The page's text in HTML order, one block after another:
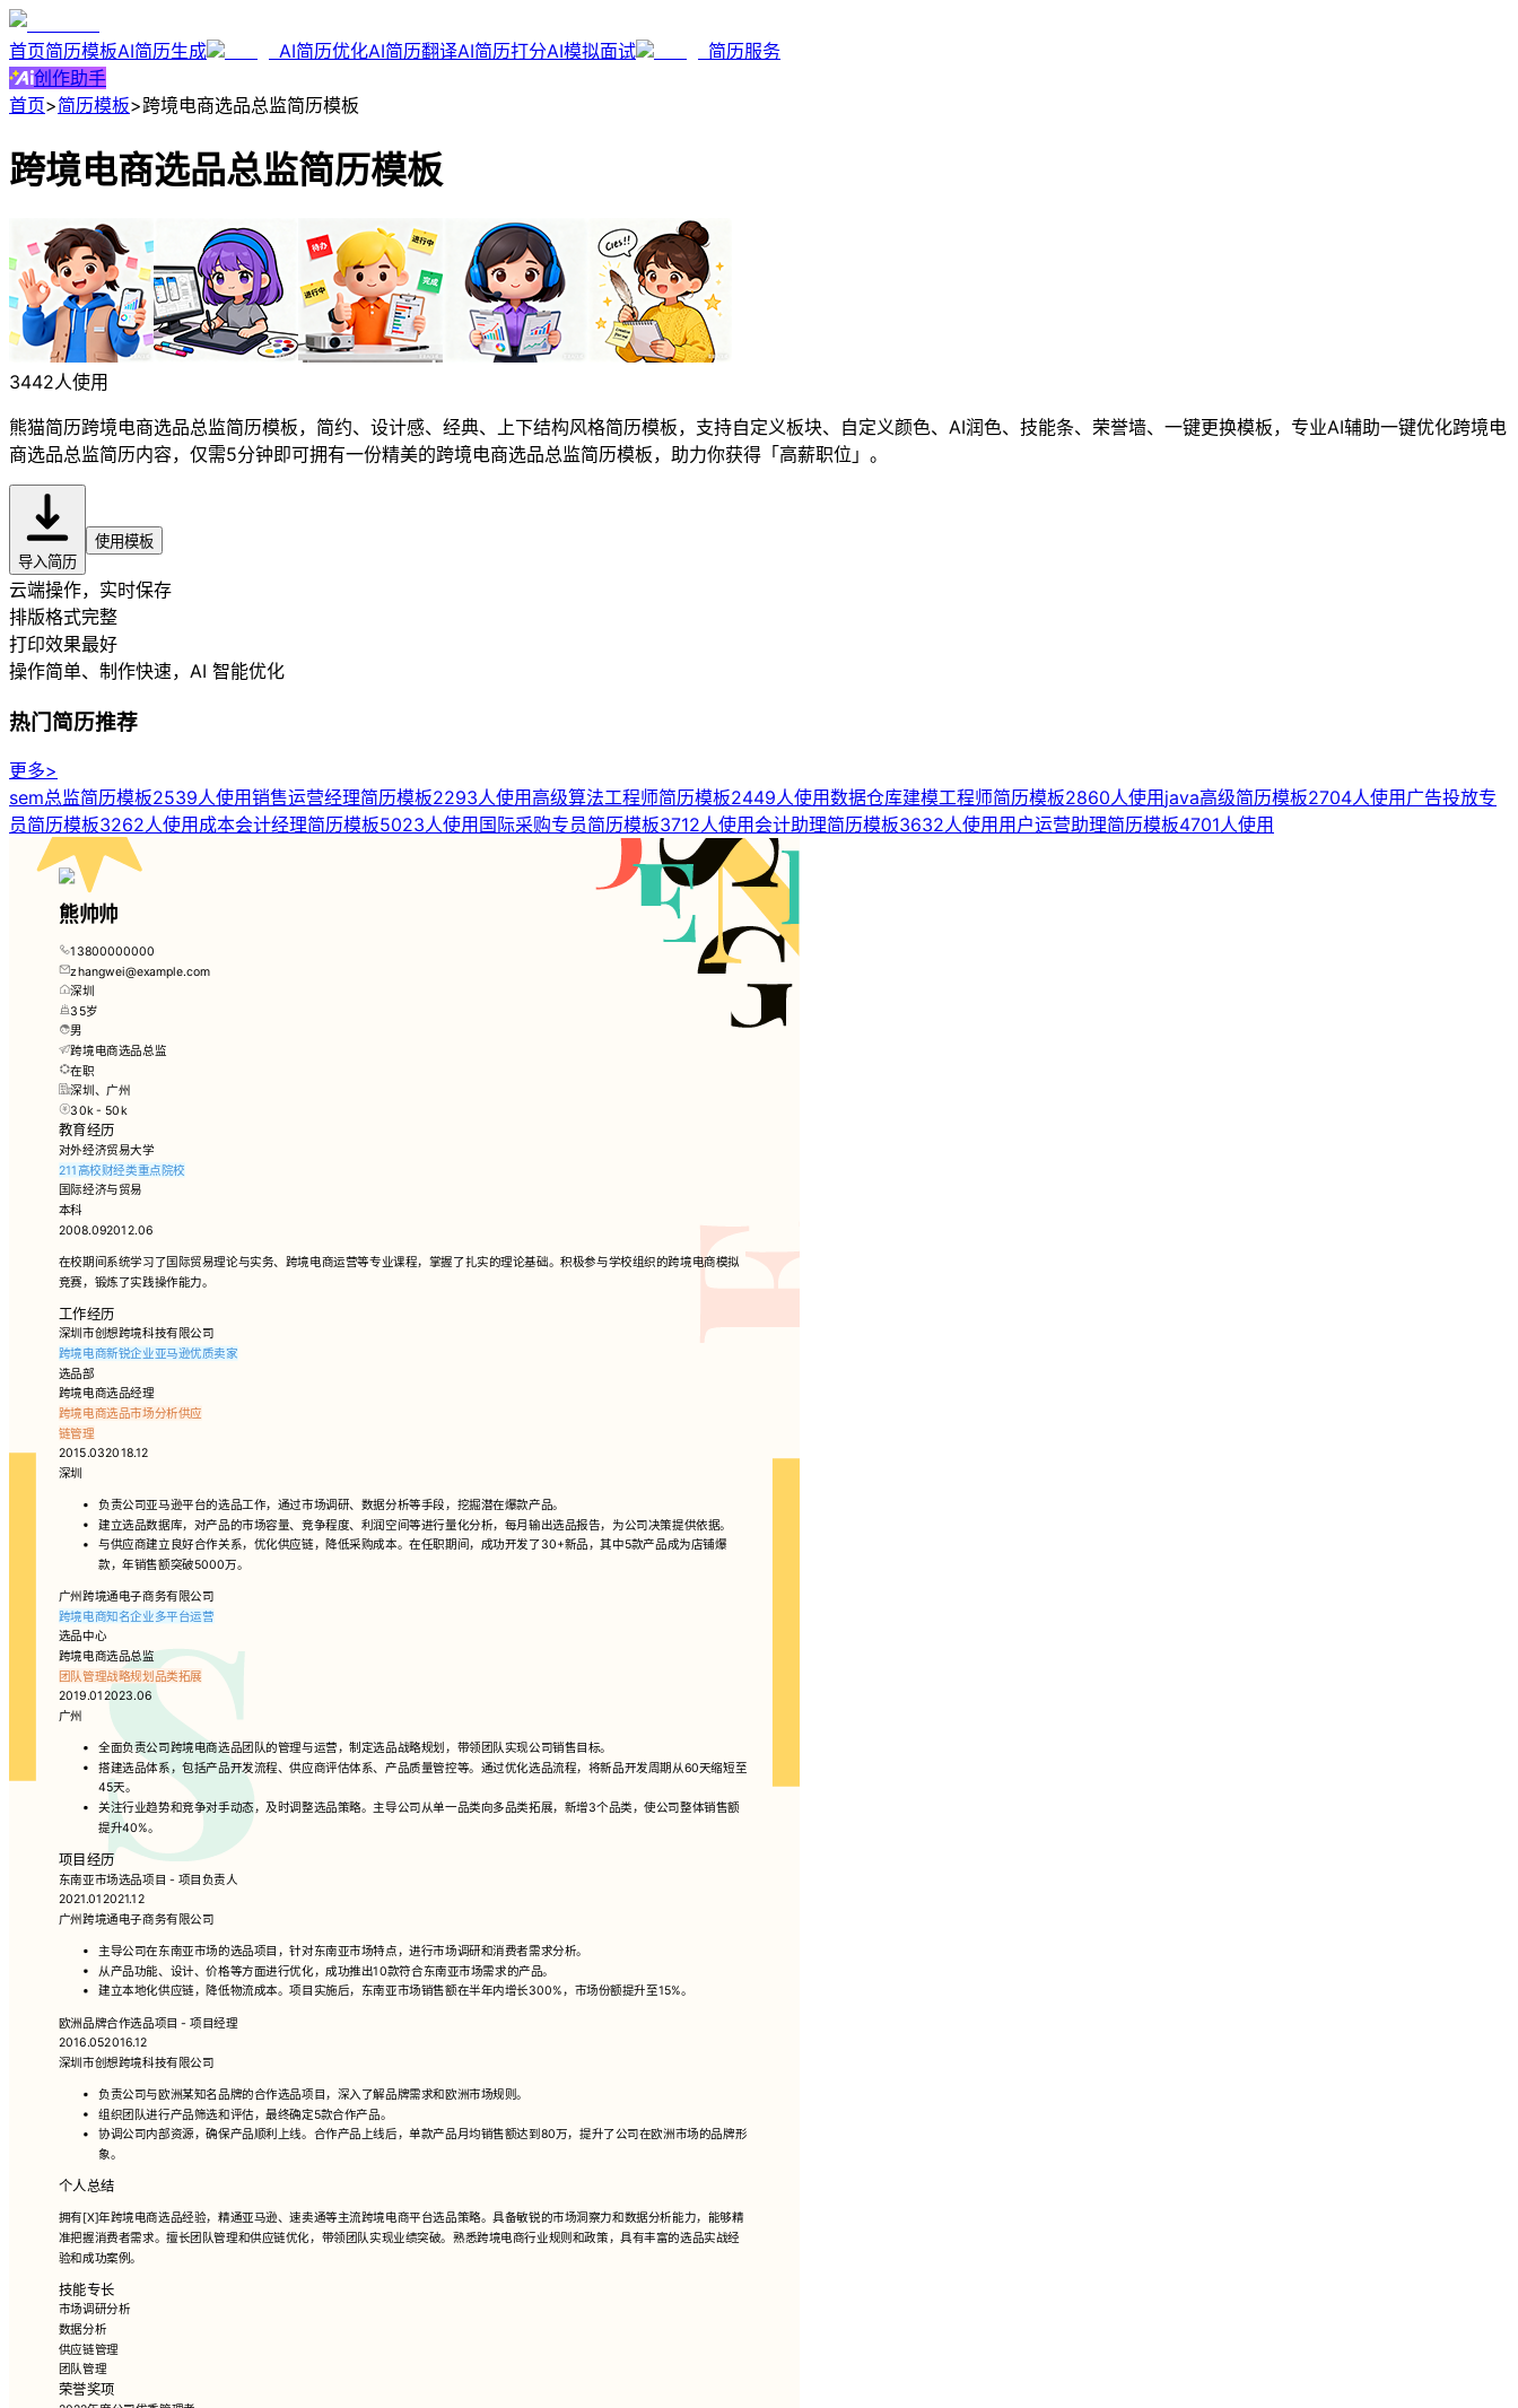
首页简历模板AI简历生成 AI简历优化AI简历翻译AI简历打分AI模拟面试
简历服务
创作助手
首页>简历模板>跨境电商选品总监简历模板
跨境电商选品总监简历模板
3442人使用
熊猫简历跨境电商选品总监简历模板，简约、设计感、经典、上下结构风格简历模板，支持自定义板块、自定义颜色、AI润色、技能条、荣誉墙、一键更换模板，专业AI辅助一键优化跨境电
商选品总监简历内容，仅需5分钟即可拥有一份精美的跨境电商选品总监简历模板，助力你获得「高薪职位」。
导入简历
使用模板
云端操作，实时保存
排版格式完整
打印效果最好
操作简单、制作快速，AI 智能优化
热门简历推荐
更多>
sem总监简历模板2539人使用销售运营经理简历模板2293人使用 高级算法工程师简历模板2449人使用数据仓库建模工程师简历模板2860人使用 java高级简历模板2704人使用 广告投放专
员简历模板3262人使用 成本会计经理简历模板5023人使用 国际采购专员简历模板3712人使用 会计助理简历模板3632人使用 用户运营助理简历模板4701人使用
熊帅帅
13800000000
zhangwei@example.com
深圳
35岁
男
跨境电商选品总监
在职
深圳、广州
30k - 50k
教育经历
对外经济贸易大学
211高校财经类重点院校
国际经济与贸易
本科
2008.092012.06
在校期间系统学习了国际贸易理论与实务、跨境电商运营等专业课程，掌握了扎实的理论基础。积极参与学校组织的跨境电商模拟
竞赛，锻炼了实践操作能力。
工作经历
深圳市创想跨境科技有限公司
跨境电商新锐企业亚马逊优质卖家
选品部
跨境电商选品经理
跨境电商选品市场分析供应
链管理
2015.032018.12
深圳
负责公司亚马逊平台的选品工作，通过市场调研、数据分析等手段，挖掘潜在爆款产品。
建立选品数据库，对产品的市场容量、竞争程度、利润空间等进行量化分析，每月输出选品报告，为公司决策提供依据。
与供应商建立良好合作关系，优化供应链，降低采购成本。在任职期间，成功开发了30+新品，其中5款产品成为店铺爆
款，年销售额突破5000万。
广州跨境通电子商务有限公司
跨境电商知名企业多平台运营
选品中心
跨境电商选品总监
团队管理战略规划 品类拓展
2019.012023.06
广州
全面负责公司跨境电商选品团队的管理与运营，制定选品战略规划，带领团队实现公司销售目标。
搭建选品体系，包括产品开发流程、供应商评估体系、产品质量管控等。通过优化选品流程，将新品开发周期从60天缩短至
45天。
关注行业趋势和竞争对手动态，及时调整选品策略。主导公司从单一品类向多品类拓展，新增3个品类，使公司整体销售额
提升40%。
项目经历
东南亚市场选品项目 - 项目负责人
2021.012021.12
广州跨境通电子商务有限公司
主导公司在东南亚市场的选品项目，针对东南亚市场特点，进行市场调研和消费者需求分析。
从产品功能、设计、价格等方面进行优化，成功推出10款符合东南亚市场需求的产品。
建立本地化供应链，降低物流成本。项目实施后，东南亚市场销售额在半年内增长300%，市场份额提升至15%。
欧洲品牌合作选品项目 - 项目经理
2016.052016.12
深圳市创想跨境科技有限公司
负责公司与欧洲某知名品牌的合作选品项目，深入了解品牌需求和欧洲市场规则。
组织团队进行产品筛选和评估，最终确定5款合作产品。
协调公司内部资源，确保产品顺利上线。合作产品上线后，单款产品月均销售额达到80万，提升了公司在欧洲市场的品牌形
象。
个人总结
拥有[X]年跨境电商选品经验，精通亚马逊、速卖通等主流跨境电商平台选品策略。具备敏锐的市场洞察力和数据分析能力，能够精
准把握消费者需求。擅长团队管理和供应链优化，带领团队实现业绩突破。熟悉跨境电商行业规则和政策，具有丰富的选品实战经
验和成功案例。
技能专长
市场调研分析
数据分析
供应链管理
团队管理
荣誉奖项